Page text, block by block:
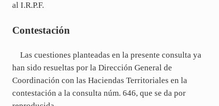
al I.R.P.F.
Contestación
Las cuestiones planteadas en la presente consulta ya
han sido resueltas por la Dirección General de
Coordinación con las Haciendas Territoriales en la
contestación a la consulta núm. 646, que se da por